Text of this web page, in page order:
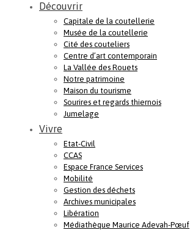
Découvrir
Capitale de la coutellerie
Musée de la coutellerie
Cité des couteliers
Centre d’art contemporain
La Vallée des Rouets
Notre patrimoine
Maison du tourisme
Sourires et regards thiernois
Jumelage
Vivre
Etat-Civil
CCAS
Espace France Services
Mobilité
Gestion des déchets
Archives municipales
Libération
Médiathèque Maurice Adevah-Pœuf